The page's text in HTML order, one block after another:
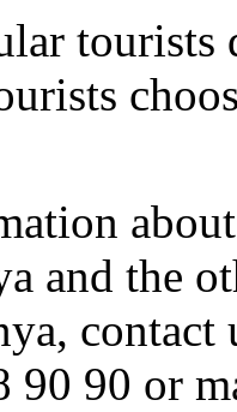
and the
contact
90 90 or